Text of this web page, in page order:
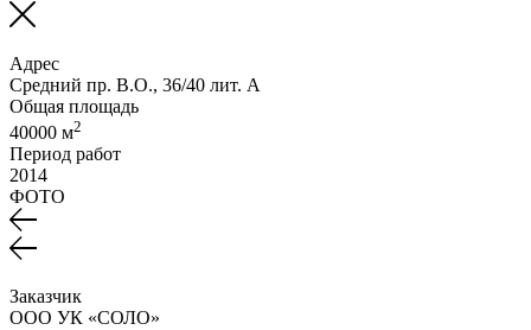
Адрес
Средний пр. В.О., 36/40 лит. А
Общая площадь
40000 м2
Период работ
2014
ФОТО
Заказчик
ООО УК «СОЛО»